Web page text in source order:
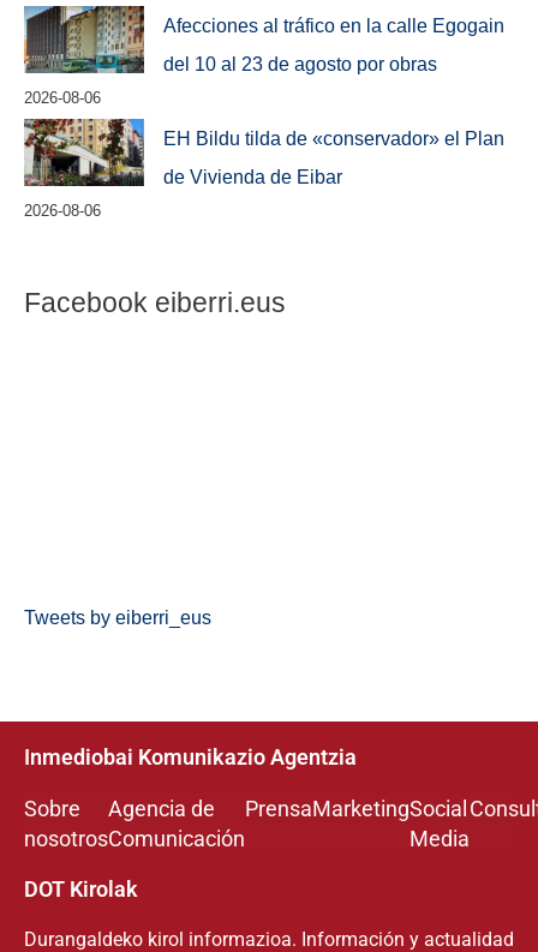
Afecciones al tráfico en la calle Egogain
del 10 al 23 de agosto por obras
2026-08-06
EH Bildu tilda de «conservador» el Plan
de Vivienda de Eibar
2026-08-06
Facebook eiberri.eus
Tweets by eiberri_eus
Inmediobai Komunikazio Agentzia
Sobre
nosotros
Agencia de
Comunicación
PrensaMarketingSocial
Media
DOT Kirolak
Durangaldeko kirol informazioa. Información y actualidad